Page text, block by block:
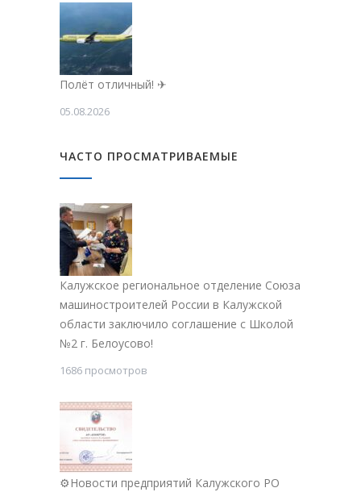
Полёт отличный! ✈
05.08.2026
ЧАСТО ПРОСМАТРИВАЕМЫЕ
Калужское региональное отделение Союза
машиностроителей России в Калужской
области заключило соглашение с Школой
№2 г. Белоусово!
1686 просмотров
⚙Новости предприятий Калужского РО